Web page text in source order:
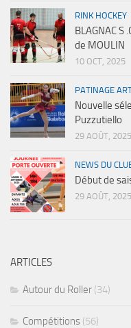
RINK HOCKEY
BLAGNAC S
de MOULIN
10 OCT, 2025
PATINAGE
Nouvelle
Puzzutiello
29 AOÛT, 2025
NEWS DU
Début de
29 AOÛT, 2025
ARTICLES
Autour du Roller (34)
Compétitions (56)